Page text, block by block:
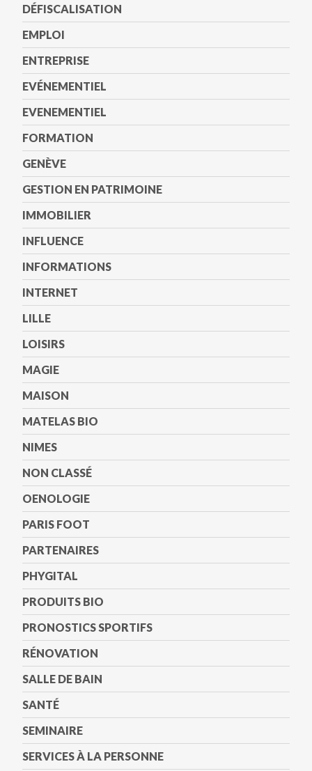
DÉFISCALISATION
EMPLOI
ENTREPRISE
EVÉNEMENTIEL
EVENEMENTIEL
FORMATION
GENÈVE
GESTION EN PATRIMOINE
IMMOBILIER
INFLUENCE
INFORMATIONS
INTERNET
LILLE
LOISIRS
MAGIE
MAISON
MATELAS BIO
NIMES
NON CLASSÉ
OENOLOGIE
PARIS FOOT
PARTENAIRES
PHYGITAL
PRODUITS BIO
PRONOSTICS SPORTIFS
RÉNOVATION
SALLE DE BAIN
SANTÉ
SEMINAIRE
SERVICES À LA PERSONNE